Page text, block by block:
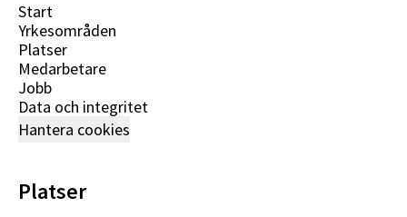
Start
Yrkesområden
Platser
Medarbetare
Jobb
Data och integritet
Hantera cookies
Platser